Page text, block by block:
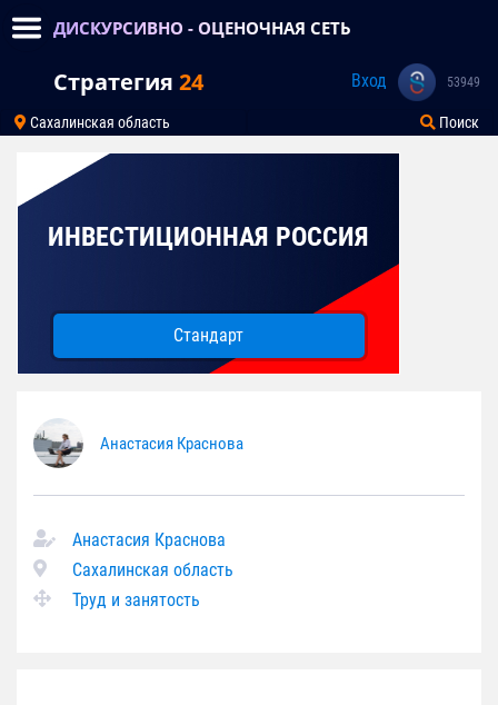
ДИСКУРСИВНО - ОЦЕНОЧНАЯ СЕТЬ
Стратегия 24 Вход 53949
Сахалинская область Поиск
ИНВЕСТИЦИОННАЯ РОССИЯ
Стандарт
Анастасия Краснова
Анастасия Краснова
Сахалинская область
Труд и занятость